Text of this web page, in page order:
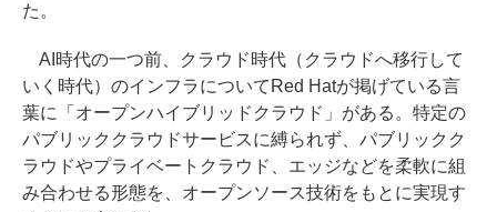
た。
AI時代の一つ前、クラウド時代（クラウドへ移行して
いく時代）のインフラについてRed Hatが掲げている言
葉に「オープンハイブリッドクラウド」がある。特定の
パブリッククラウドサービスに縛られず、パブリックク
ラウドやプライベートクラウド、エッジなどを柔軟に組
み合わせる形態を、オープンソース技術をもとに実現す